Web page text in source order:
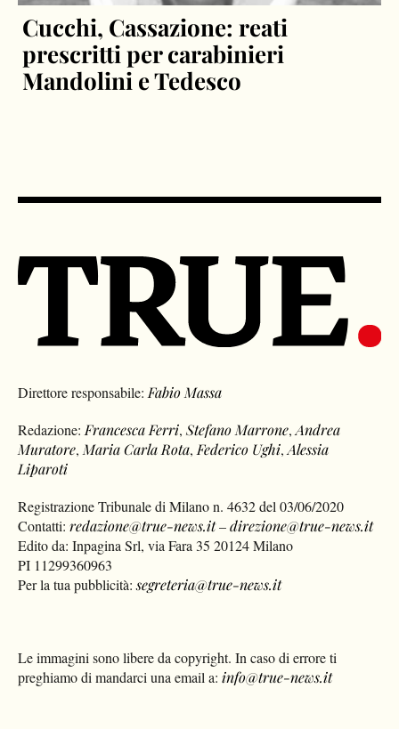
Cucchi, Cassazione: reati
prescritti per carabinieri
Mandolini e Tedesco
Direttore responsabile:Fabio Massa
Redazione:Francesca Ferri,Stefano Marrone,Andrea
Muratore,Maria Carla Rota,Federico Ughi,Alessia
Liparoti
Registrazione Tribunale di Milano n. 4632 del 03/06/2020
Contatti:redazione@true-news.it–direzione@true-news.it
Edito da: Inpagina Srl, via Fara 35 20124 Milano
PI 11299360963
Per la tua pubblicità:segreteria@true-news.it
Le immagini sono libere da copyright. In caso di errore ti
preghiamo di mandarci una email a: info@true-news.it